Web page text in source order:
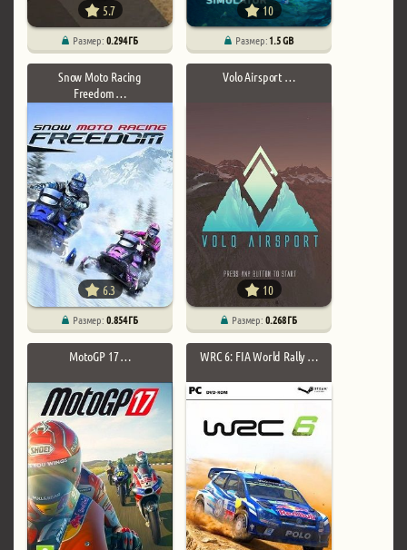
5.7
Размер:0.294 ГБ
10
Размер:1.5 GB
Snow Moto Racing
Freedom …
6.3
Размер:0.854 ГБ
Volo Airsport …
10
Размер:0.268 ГБ
MotoGP 17 … WRC 6: FIA World Rally …